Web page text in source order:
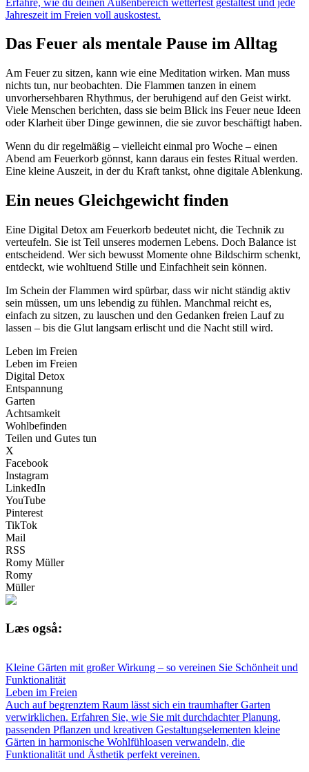
Jahreszeit im Freien voll auskostest.
Das Feuer als mentale Pause im Alltag
Am Feuer zu sitzen, kann wie eine Meditation wirken. Man muss
nichts tun, nur beobachten. Die Flammen tanzen in einem
unvorhersehbaren Rhythmus, der beruhigend auf den Geist wirkt.
Viele Menschen berichten, dass sie beim Blick ins Feuer neue Ideen
oder Klarheit über Dinge gewinnen, die sie zuvor beschäftigt haben.
Wenn du dir regelmäßig – vielleicht einmal pro Woche – einen
Abend am Feuerkorb gönnst, kann daraus ein festes Ritual werden.
Eine kleine Auszeit, in der du Kraft tankst, ohne digitale Ablenkung.
Ein neues Gleichgewicht finden
Eine Digital Detox am Feuerkorb bedeutet nicht, die Technik zu
verteufeln. Sie ist Teil unseres modernen Lebens. Doch Balance ist
entscheidend. Wer sich bewusst Momente ohne Bildschirm schenkt,
entdeckt, wie wohltuend Stille und Einfachheit sein können.
Im Schein der Flammen wird spürbar, dass wir nicht ständig aktiv
sein müssen, um uns lebendig zu fühlen. Manchmal reicht es,
einfach zu sitzen, zu lauschen und den Gedanken freien Lauf zu
lassen – bis die Glut langsam erlischt und die Nacht still wird.
Leben im Freien
Leben im Freien
Digital Detox
Entspannung
Garten
Achtsamkeit
Wohlbefinden
Teilen und Gutes tun
X
Facebook
Instagram
LinkedIn
YouTube
Pinterest
TikTok
Mail
RSS
Romy Müller
Romy
Müller
Læs også:
Kleine Gärten mit großer Wirkung – so vereinen Sie Schönheit und
Funktionalität
Leben im Freien
Auch auf begrenztem Raum lässt sich ein traumhafter Garten
verwirklichen. Erfahren Sie, wie Sie mit durchdachter Planung,
passenden Pflanzen und kreativen Gestaltungselementen kleine
Gärten in harmonische Wohlfühloasen verwandeln, die
Funktionalität und Ästhetik perfekt vereinen.